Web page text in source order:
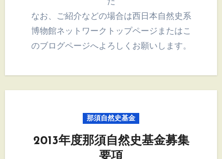
なお、ご紹介などの場合は西日本自然史系
博物館ネットワークトップページまたはこ
のブログページへよろしくお願いします。
那須自然史基金
2013年度那須自然史基金募集